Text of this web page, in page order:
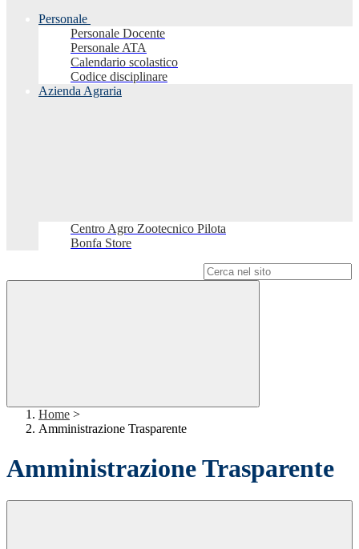
Personale
Personale Docente
Personale ATA
Calendario scolastico
Codice disciplinare
Azienda Agraria
Centro Agro Zootecnico Pilota
Bonfa Store
Home >
Amministrazione Trasparente
Amministrazione Trasparente